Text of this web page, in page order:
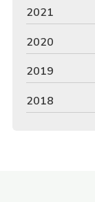
2021
2020
2019
2018